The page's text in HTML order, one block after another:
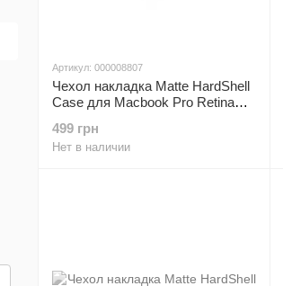
Артикул: 000008807
Чехол накладка Matte HardShell
Case для Macbook Pro Retina
499 грн
Нет в наличии